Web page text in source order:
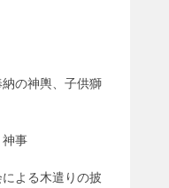
の神輿、子供獅
事
よる木遣りの披